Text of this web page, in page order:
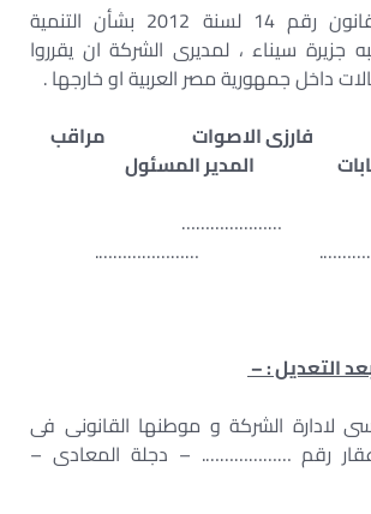
و مع مراعاة القانون رقم 14 لسنة 2012 بشأن التنمية
جزيرة سيناء ، لمديرى الشركة ان يقرروا
داخل جمهورية مصر العربية او خارجها .
فارزى الاصوات مراقب
المدير المسئول
…………..
…………………….
التعديل : –
لادارة الشركة و موطنها القانونى فى
عقار رقم ………………. – دجلة المعادى –